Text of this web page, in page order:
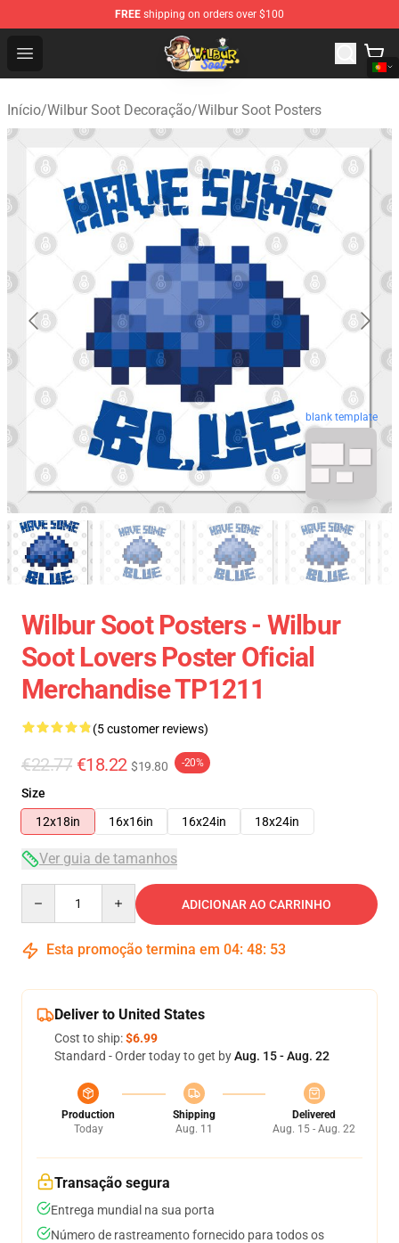
FREE shipping on orders over $100
Open menu
Wilbur Soot Shop - Official Wilbur Soot Merchandise
Início/Wilbur Soot Decoração/Wilbur Soot Posters
blank template
Wilbur Soot Posters - Wilbur
Soot Lovers Poster Oficial
Merchandise TP1211
(5 customer reviews)
€22.77 €18.22 $19.80 -20%
Size
12x18in
16x16in 16x24in 18x24in
Ver guia de tamanhos
ADICIONAR AO CARRINHO
Esta promoção termina em 04: 48: 53
Deliver to United States
Cost to ship:$6.99
Standard - Order today to get byAug. 15 - Aug. 22
Production
Today
Shipping
Aug. 11
Delivered
Aug. 15 - Aug. 22
Transação segura
Entrega mundial na sua porta
Número de rastreamento fornecido para todos os